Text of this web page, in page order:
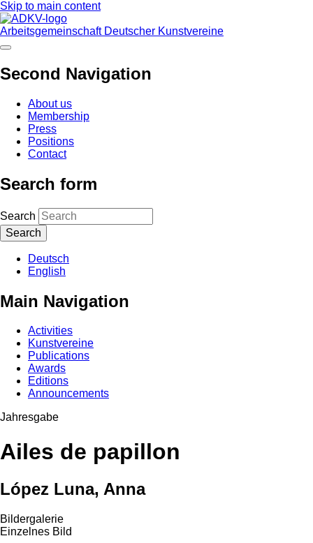
Skip to main content
Arbeitsgemeinschaft Deutscher Kunstvereine
Second Navigation
About us
Membership
Press
Positions
Contact
Search form
Search
Deutsch
English
Main Navigation
Activities
Kunstvereine
Publications
Awards
Editions
Announcements
Jahresgabe
Ailes de papillon
López Luna, Anna
Bildergalerie
Einzelnes Bild